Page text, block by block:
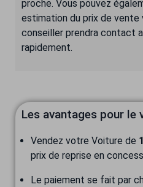
proche. Vous pouvez
estimation du prix de vente
conseiller prendra contact
rapidement.
Les avantages pour le
Vendez votre Voiture de
prix de reprise en
Le paiement se fait par